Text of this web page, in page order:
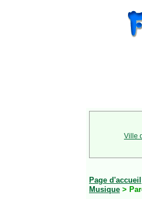
Ville
Page d'accueil
Musique >